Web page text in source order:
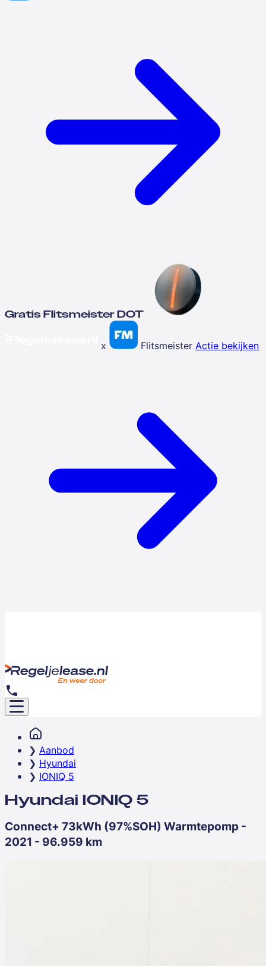
Gratis Flitsmeister DOT
x Flitsmeister Actie bekijken
Aanbod
Hyundai
IONIQ 5
Hyundai IONIQ 5
Connect+ 73kWh (97%SOH) Warmtepomp -
2021 - 96.959 km